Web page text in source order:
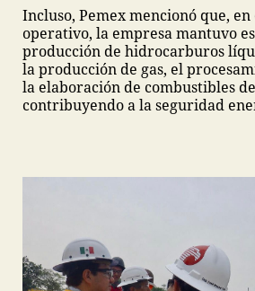
Incluso, Pemex mencionó que,
operativo, la empresa mantuvo
producción de hidrocarburos
la producción de gas, el
la elaboración de combustibles
contribuyendo a la seguridad